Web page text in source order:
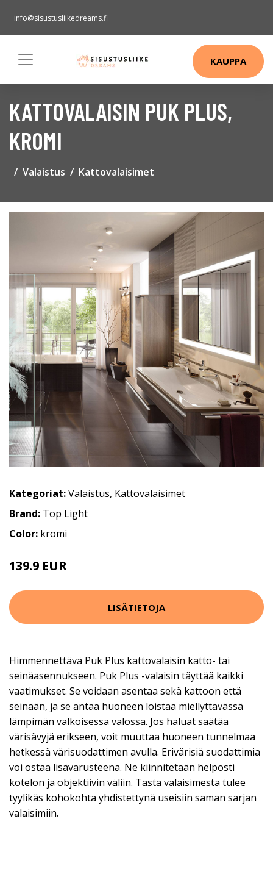
info@sisustusliikedreams.fi
KAUPPA
KATTOVALAISIN PUK PLUS,
KROMI
Valaistus Kattovalaisimet
Kategoriat:Valaistus, Kattovalaisimet
Brand: Top Light
Color: kromi
139.9 EUR
LISÄTIETOJA
Himmennettävä Puk Plus kattovalaisin katto- tai
seinäasennukseen. Puk Plus -valaisin täyttää kaikki
vaatimukset. Se voidaan asentaa sekä kattoon että
seinään, ja se antaa huoneen loistaa miellyttävässä
lämpimän valkoisessa valossa. Jos haluat säätää
värisävyjä erikseen, voit muuttaa huoneen tunnelmaa
hetkessä värisuodattimen avulla. Erivärisiä suodattimia
voi ostaa lisävarusteena. Ne kiinnitetään helposti
kotelon ja objektiivin väliin. Tästä valaisimesta tulee
tyylikäs kohokohta yhdistettynä useisiin saman sarjan
valaisimiin.